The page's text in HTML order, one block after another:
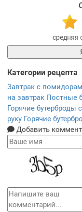
Категории рецепта
Завтрак с
на завтрак Постные
Горячие бутерброды
руку Горячие
Добавить